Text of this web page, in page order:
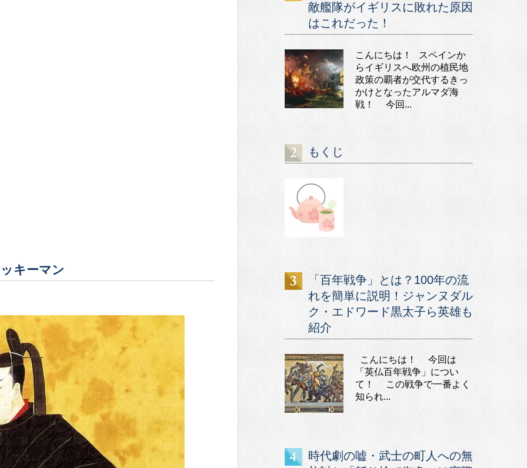
キーマン
敵艦隊がイギリスに敗れた原因
はこれだった！
こんにちは！ スペインか
らイギリスへ欧州の植民地
政策の覇者が交代するきっ
かけとなったアルマダ海
戦！ 今回...
もくじ
「百年戦争」とは？100年の流
れを簡単に説明！ジャンヌダル
ク・エドワード黒太子ら英雄も
紹介
こんにちは！ 今回は
「英仏百年戦争」につい
て！ この戦争で一番よく
知られ...
時代劇の嘘・武士の町人への無